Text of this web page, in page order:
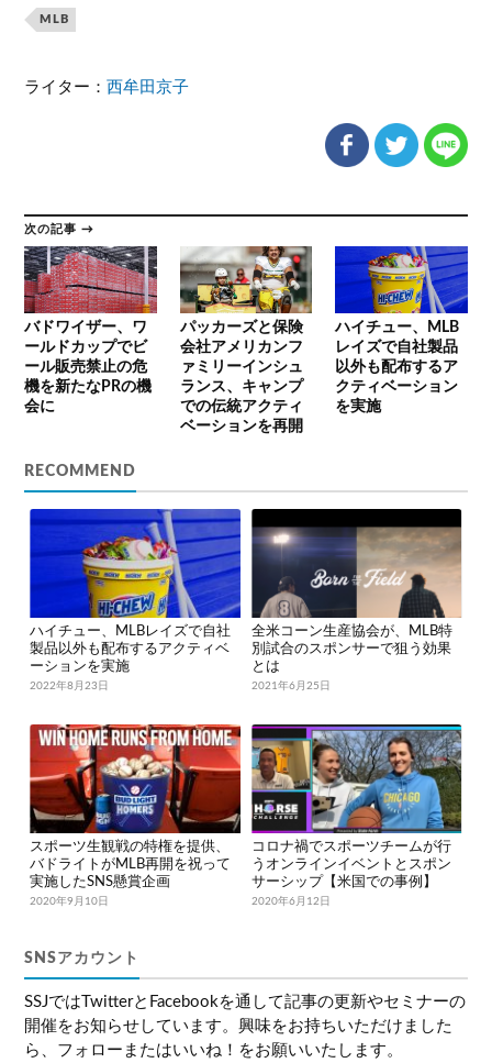
MLB
ライター： 西牟田京子
次の記事 →
バドワイザー、ワ
ールドカップでビ
ール販売禁止の危
機を新たなPRの機
会に
パッカーズと保険
会社アメリカンフ
ァミリーインシュ
ランス、キャンプ
での伝統アクティ
ベーションを再開
ハイチュー、MLB
レイズで自社製品
以外も配布するア
クティベーション
を実施
RECOMMEND
2022年8月23日
ハイチュー、MLBレイズで自社
製品以外も配布するアクティベ
ーションを実施
2021年6月25日
全米コーン生産協会が、MLB特
別試合のスポンサーで狙う効果
とは
2020年9月10日
スポーツ生観戦の特権を提供、
バドライトがMLB再開を祝って
実施したSNS懸賞企画
2020年6月12日
コロナ禍でスポーツチームが行
うオンラインイベントとスポン
サーシップ【米国での事例】
SNSアカウント
SSJではTwitterとFacebookを通して記事の更新やセミナーの
開催をお知らせしています。興味をお持ちいただけました
ら、フォローまたはいいね！をお願いいたします。